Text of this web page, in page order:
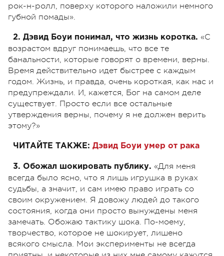
рок-н-ролл, поверху которого наложили немного
губной помады».
2. Дэвид Боуи понимал, что жизнь коротка. «С
возрастом вдруг понимаешь, что все те
банальности, которые говорят о времени, верны.
Время действительно идет быстрее с каждым
годом. Жизнь, и правда, очень короткая, как нас и
предупреждали. И, кажется, Бог на самом деле
существует. Просто если все остальные
утверждения верны, почему я не должен верить
этому?»
ЧИТАЙТЕ ТАКЖЕ: Дэвид Боуи умер от рака
3. Обожал шокировать публику. «Для меня
всегда было ясно, что я лишь игрушка в руках
судьбы, а значит, и сам имею право играть со
своим окружением. Я довожу людей до такого
состояния, когда они просто вынуждены меня
замечать. Обожаю тактику шока. По-моему,
творчество, которое не шокирует, лишено
всякого смысла. Мои эксперименты не всегда